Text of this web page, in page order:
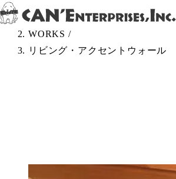
Skip to content
TOP /
WORKS /
リビング・アクセントウォール